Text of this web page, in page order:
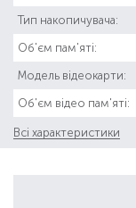
Тип накопичувача:
Об'єм пам'яті:
Модель відеокарти:
Об'єм відео пам'яті:
Всі характеристики